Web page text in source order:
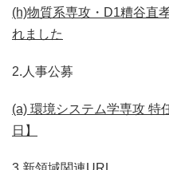
(h)物質系専攻・D1糟谷直
れました
2.人事公募
(a) 環境システム学専攻 特
日】